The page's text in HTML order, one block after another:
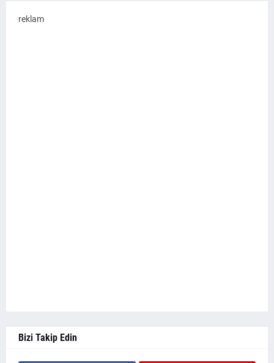
reklam
Bizi Takip Edin